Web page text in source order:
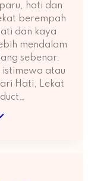
hati dan
berempah
dan kaya
mendalam
sebenar.
istimewa atau
Hati, Lekat